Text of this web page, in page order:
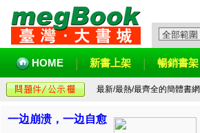
HOME 新書上架 暢銷書架
最新/最熱/最齊全的簡體書網
一边崩溃，一边自愈